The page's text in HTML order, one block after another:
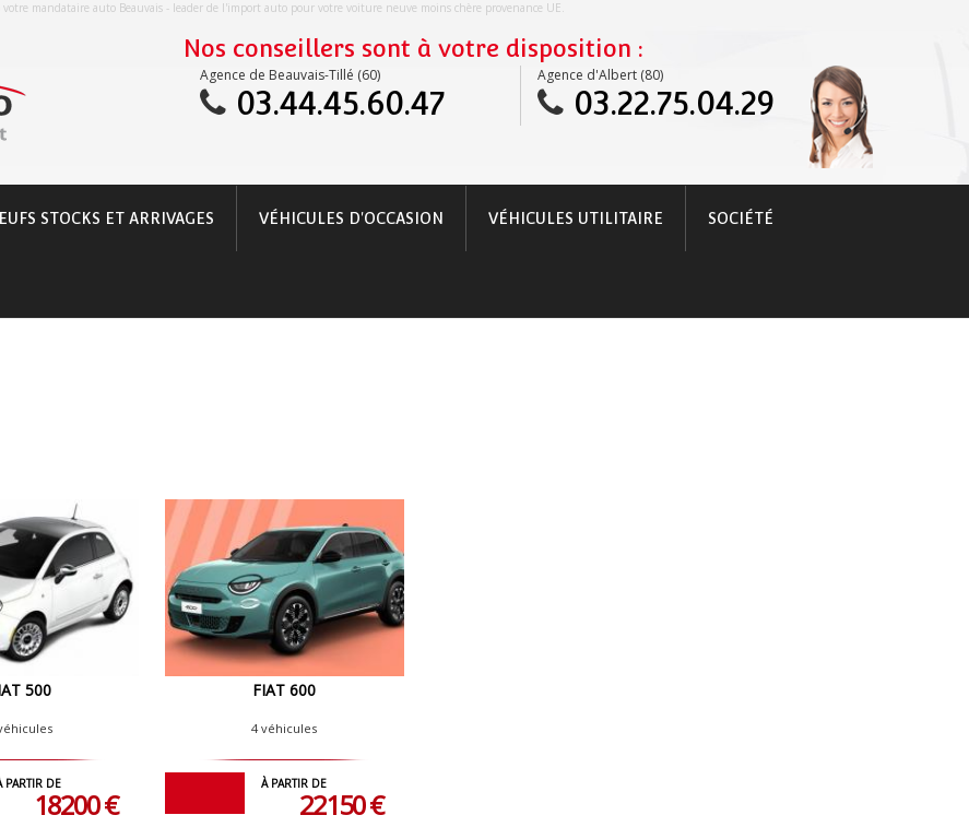
mandataire auto Beauvais - leader de l'import auto pour votre voiture neuve moins chère provenance UE.
Nos conseillers sont à votre disposition :
Agence de Beauvais-Tillé (60)
03.44.45.60.47
Agence d'Albert (80)
03.22.75.04.29
STOCKS ET ARRIVAGES VÉHICULES D'OCCASION VÉHICULES UTILITAIRE SOCIÉTÉ
500
PARTIR DE
18200 €
FIAT 600
4 véhicules
À PARTIR DE
22150 €